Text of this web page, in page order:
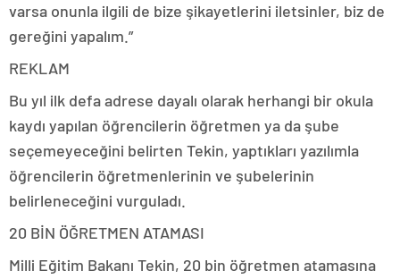
varsa onunla ilgili de bize şikayetlerini iletsinler, biz de
gereğini yapalım.”
REKLAM
Bu yıl ilk defa adrese dayalı olarak herhangi bir okula
kaydı yapılan öğrencilerin öğretmen ya da şube
seçemeyeceğini belirten Tekin, yaptıkları yazılımla
öğrencilerin öğretmenlerinin ve şubelerinin
belirleneceğini vurguladı.
20 BİN ÖĞRETMEN ATAMASI
Milli Eğitim Bakanı Tekin, 20 bin öğretmen atamasına